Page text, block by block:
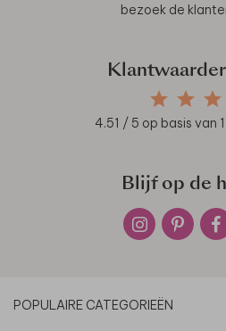
bezoek de
4.51 / 5 op basis van
Blijf op de
POPULAIRE CATEGORIEËN